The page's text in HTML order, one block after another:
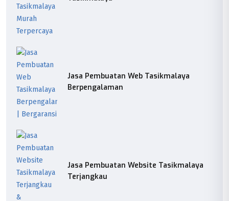
Jasa Pembuatan Web Tasikmalaya
Berpengalaman
Jasa Pembuatan Website Tasikmalaya
Terjangkau